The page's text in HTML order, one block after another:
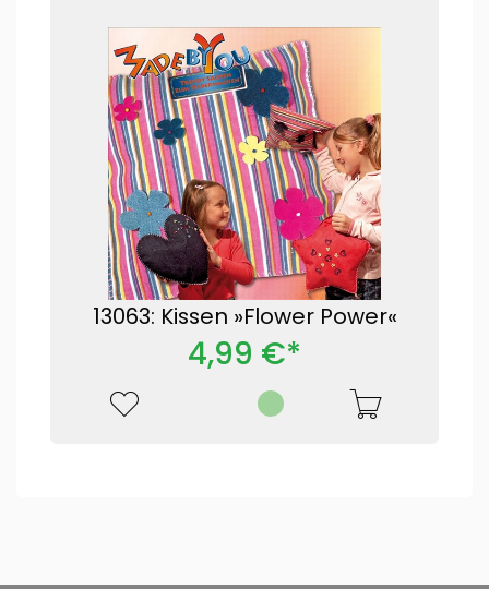
13063: Kissen »Flower Power«
4,99 €*